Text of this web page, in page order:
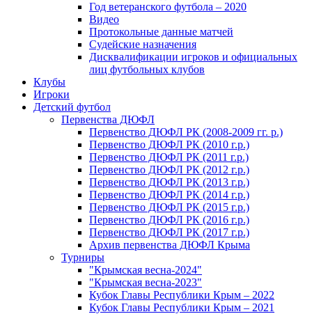
Год ветеранского футбола – 2020
Видео
Протокольные данные матчей
Судейские назначения
Дисквалификации игроков и официальных
лиц футбольных клубов
Клубы
Игроки
Детский футбол
Первенства ДЮФЛ
Первенство ДЮФЛ РК (2008-2009 гг. р.)
Первенство ДЮФЛ РК (2010 г.р.)
Первенство ДЮФЛ РК (2011 г.р.)
Первенство ДЮФЛ РК (2012 г.р.)
Первенство ДЮФЛ РК (2013 г.р.)
Первенство ДЮФЛ РК (2014 г.р.)
Первенство ДЮФЛ РК (2015 г.р.)
Первенство ДЮФЛ РК (2016 г.р.)
Первенство ДЮФЛ РК (2017 г.р.)
Архив первенства ДЮФЛ Крыма
Турниры
"Крымская весна-2024"
"Крымская весна-2023"
Кубок Главы Республики Крым – 2022
Кубок Главы Республики Крым – 2021